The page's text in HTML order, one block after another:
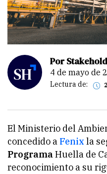
Por
4 de mayo de
Lectura de:
El Ministerio del
concedido a Fenix la
ProgramaHuella de
reconocimiento a su